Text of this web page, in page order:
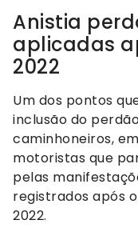
Anistia
aplicadas
2022
Um dos pontos
inclusão do
caminhoneiros,
motoristas que
pelas
registrados após
2022.